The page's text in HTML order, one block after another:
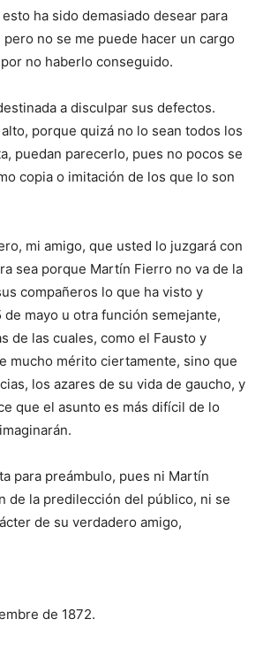
ha sido demasiado desear para
pero no se me puede hacer un cargo
no haberlo conseguido.
a disculpar sus defectos.
porque quizá no lo sean todos los
puedan parecerlo, pues no pocos se
copia o imitación de los que lo son
mi amigo, que usted lo juzgará con
sea porque Martín Fierro no va de la
compañeros lo que ha visto y
de mayo u otra función semejante,
de las cuales, como el Fausto y
mucho mérito ciertamente, sino que
los azares de su vida de gaucho, y
que el asunto es más difícil de lo
para preámbulo, pues ni Martín
de la predilección del público, ni se
de su verdadero amigo,
de 1872.